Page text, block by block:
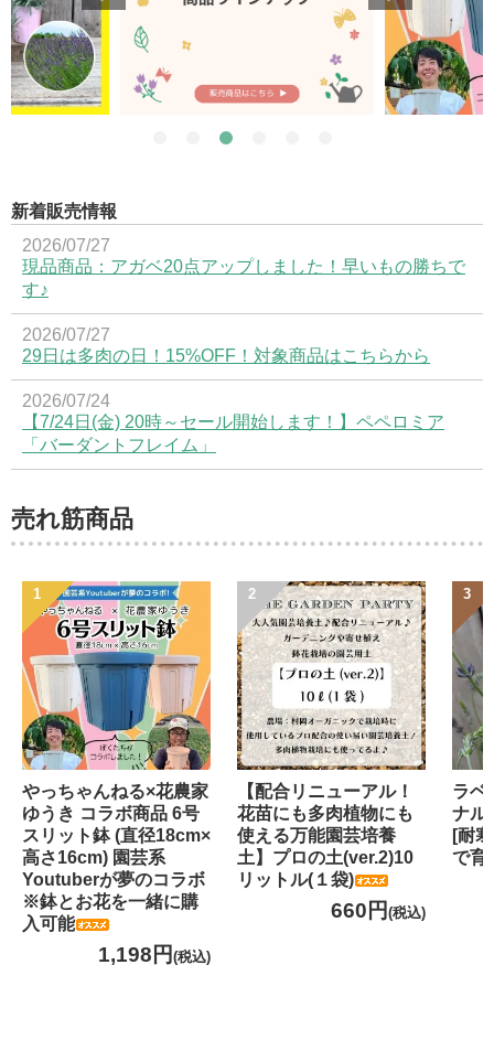
新着販売情報
2026/07/27
現品商品：アガベ20点アップしました！早いもの勝ちで
す♪
2026/07/27
29日は多肉の日！15%OFF！対象商品はこちらから
2026/07/24
【7/24日(金) 20時～セール開始します！】ペペロミア
「バーダントフレイム」
売れ筋商品
やっちゃんねる×花農家
ゆうき コラボ商品 6号
スリット鉢 (直径18cm×
高さ16cm) 園芸系
Youtuberが夢のコラボ
※鉢とお花を一緒に購
入可能
1,198円(税込)
【配合リニューアル！
花苗にも多肉植物にも
使える万能園芸培養
土】プロの土(ver.2)10
リットル(１袋)
660円(税込)
ラベ
ナル
[耐
で育